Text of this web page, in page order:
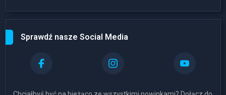
Sprawdź nasze Social Media